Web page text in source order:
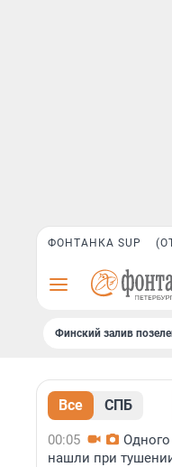
ФОНТАНКА SUP
Финский залив
Все СПБ
00:05
нашли при